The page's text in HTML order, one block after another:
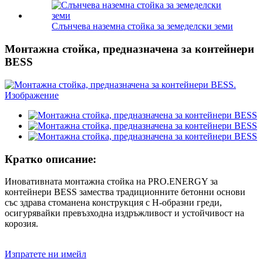
Слънчева наземна стойка за земеделски земи
Монтажна стойка, предназначена за контейнери
BESS
Кратко описание:
Иновативната монтажна стойка на PRO.ENERGY за
контейнери BESS замества традиционните бетонни основи
със здрава стоманена конструкция с H-образни греди,
осигурявайки превъзходна издръжливост и устойчивост на
корозия.
Изпратете ни имейл